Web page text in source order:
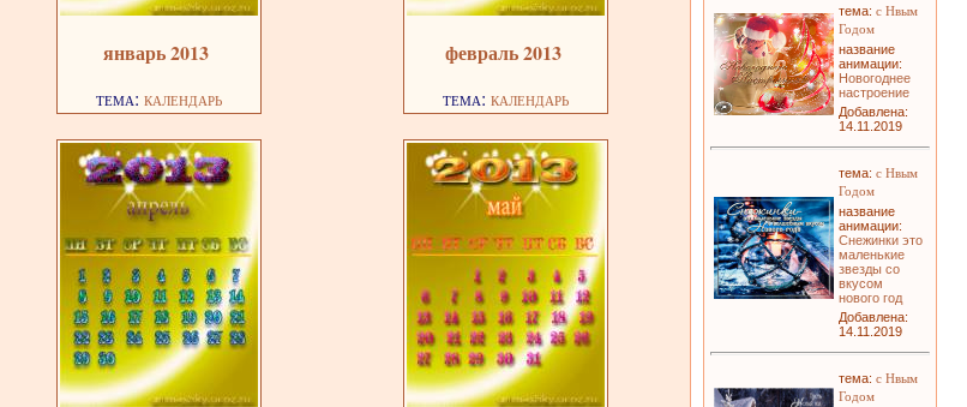
январь 2013
тема: календарь
февраль 2013
тема: календарь
тема: с Нвым
Годом
название
анимации:
Новогоднее
настроение
Добавлена:
14.11.2019
тема: с Нвым
Годом
название
анимации:
Снежинки это
маленькие
звезды со
вкусом
нового год
Добавлена:
14.11.2019
тема: с Нвым
Годом